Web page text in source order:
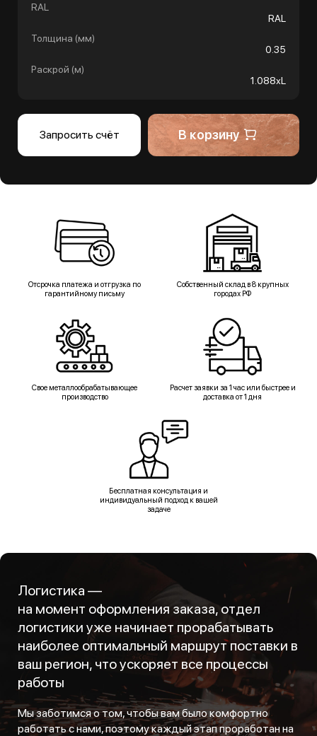
RAL
RAL
Толщина (мм)
0.35
Раскрой (м)
1.088хL
Запросить счёт В корзину
Отсрочка платежа и отгрузка по
гарантийному письму
Собственный склад в 8 крупных
городах РФ
Свое металлообрабатывающее
производство
Расчет заявки за 1 час или быстрее и
доставка от 1 дня
Бесплатная консультация и
индивидуальный подход к вашей
задаче
Логистика —
на момент оформления заказа, отдел
логистики уже начинает прорабатывать
наиболее оптимальный маршрут поставки в
ваш регион, что ускоряет все процессы
работы
Мы заботимся о том, чтобы вам было комфортно
работать с нами, поэтому каждый этап проработан на